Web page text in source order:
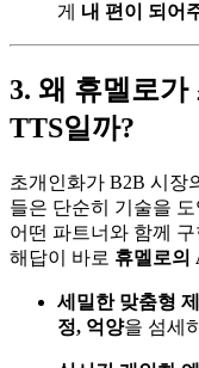
게 내 편이 되어
3. 왜 휴멜로
TTS일까?
초개인화가 B2B 시장
들은 단순히 기술을
어떤 파트너와 함께
해답이 바로 휴멜로의
세밀한 맞춤형
정, 억양을 섬세